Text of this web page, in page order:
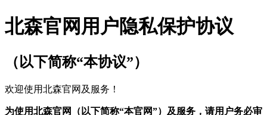
北森官网用户隐私保护协议
（以下简称“本协议”）
欢迎使用北森官网及服务！
为使用北森官网（以下简称“本官网”）及服务，请用户务必审